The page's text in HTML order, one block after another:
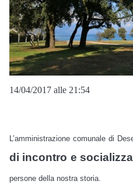
14/04/2017 alle 21:54
L’amministrazione comunale di
di incontro e
persone della nostra storia.